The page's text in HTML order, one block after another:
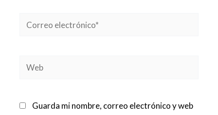
Correo
Web
Guarda mi nombre, correo electrónico y web